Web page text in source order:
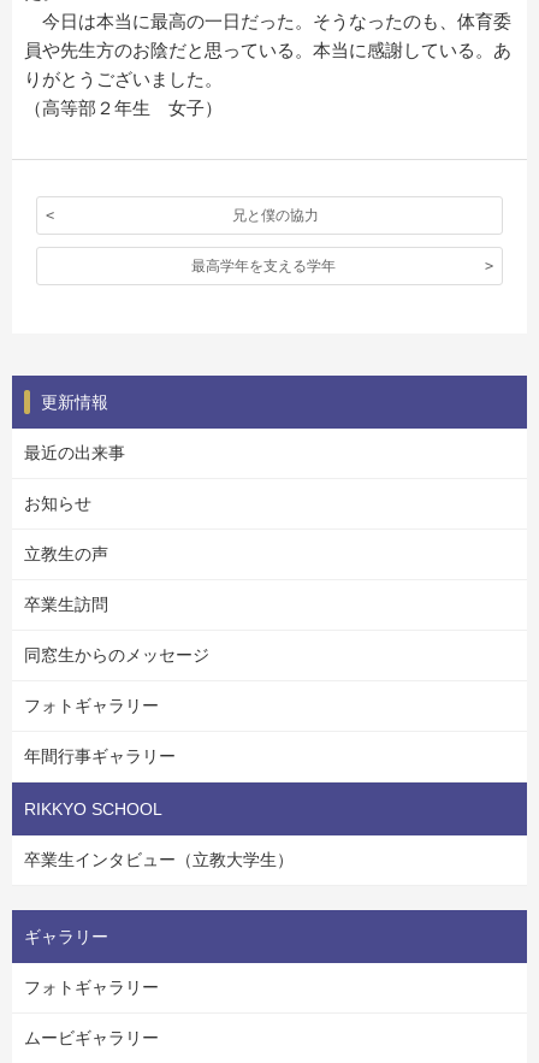
今日は本当に最高の一日だった。そうなったのも、体育委
員や先生方のお陰だと思っている。本当に感謝している。あ
りがとうございました。
（高等部２年生 女子）
兄と僕の協力
最高学年を支える学年
更新情報
最近の出来事
お知らせ
立教生の声
卒業生訪問
同窓生からのメッセージ
フォトギャラリー
年間行事ギャラリー
RIKKYO SCHOOL
卒業生インタビュー（立教大学生）
ギャラリー
フォトギャラリー
ムービギャラリー